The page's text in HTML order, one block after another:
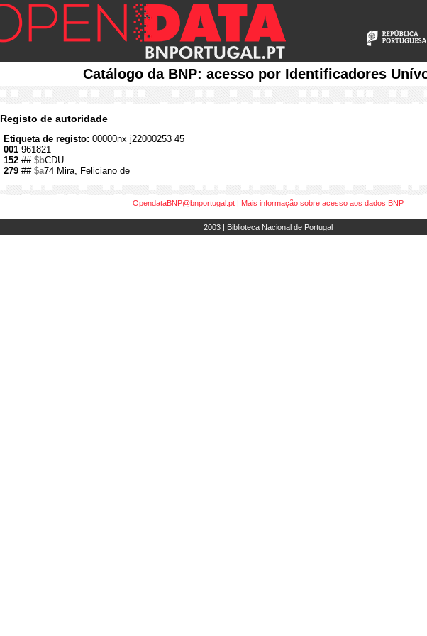
Catálogo da BNP: acesso por Identificadores
Registo de autoridade
Etiqueta de registo: 00000nx j22000253 45
001 961821
152 ## $bCDU
279 ## $a74 Mira, Feliciano de
OpendataBNP@bnportugal.pt | Mais informação sobre acesso aos dados BNP
2003 | Biblioteca Nacional de Portugal